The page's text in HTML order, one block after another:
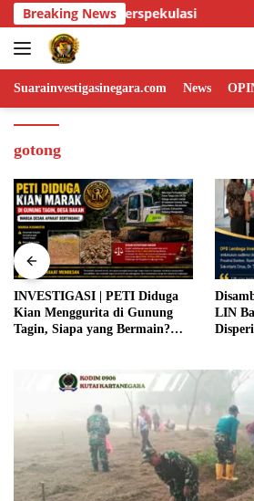
Skip
to
content
Breaking News
| PETI Diduga Kian
Suarainvestigasinegara.com News
gotong
INVESTIGASI | PETI Diduga
Kian Menggurita di Gunung
Tagin, Siapa yang Bermain?
LIN